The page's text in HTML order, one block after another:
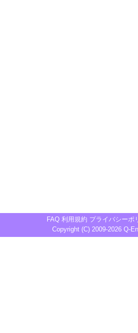
FAQ 利用規約 プライバシーポ
Copyright (C) 2009-2026 Q-